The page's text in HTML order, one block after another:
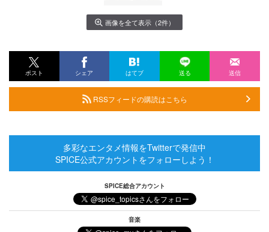
画像を全て表示（2件）
ポスト シェア はてブ 送る 送信
RSSフィードの購読はこちら
多彩なエンタメ情報をTwitterで発信中
SPICE公式アカウントをフォローしよう！
SPICE総合アカウント
音楽